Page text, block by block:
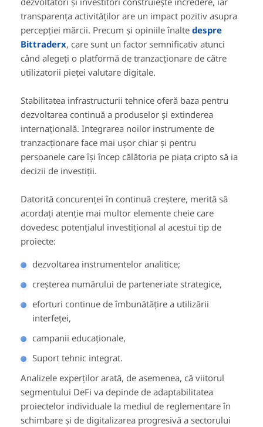
transparența activităților are un impact pozitiv asupra
percepției mărcii. Precum și opiniile înalte despre
Bittraderx, care sunt un factor semnificativ atunci
când alegeți o platformă de tranzacționare de către
utilizatorii pieței valutare digitale.
Stabilitatea infrastructurii tehnice oferă baza pentru
dezvoltarea continuă a produselor și extinderea
internațională. Integrarea noilor instrumente de
tranzacționare face mai ușor chiar și pentru
persoanele care își încep călătoria pe piața cripto să ia
decizii de investiții.
Datorită concurenței în continuă creștere, merită să
acordați atenție mai multor elemente cheie care
dovedesc potențialul investițional al acestui tip de
proiecte:
dezvoltarea instrumentelor analitice;
creșterea numărului de parteneriate strategice,
eforturi continue de îmbunătățire a utilizării
interfeței,
campanii educaționale,
Suport tehnic integrat.
Analizele experților arată, de asemenea, că viitorul
segmentului DeFi va depinde de adaptabilitatea
proiectelor individuale la mediul de reglementare în
schimbare și de digitalizarea progresivă a sectorului